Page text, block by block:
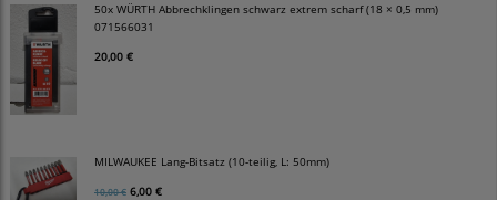
50x WÜRTH Abbrechklingen schwarz extrem scharf (18 × 0,5 mm)
071566031
20,00 €
MILWAUKEE Lang-Bitsatz (10-teilig, L: 50mm)
10,00 € 6,00 €